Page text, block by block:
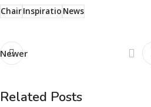
ChairInspiratioNews
Newer
Related Posts